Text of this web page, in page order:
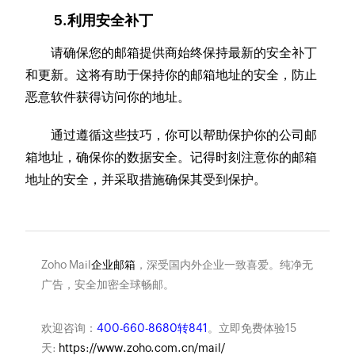
5.利用安全补丁
请确保您的邮箱提供商始终保持最新的安全补丁
和更新。这将有助于保持你的邮箱地址的安全，防止
恶意软件获得访问你的地址。
通过遵循这些技巧，你可以帮助保护你的公司邮
箱地址，确保你的数据安全。记得时刻注意你的邮箱
地址的安全，并采取措施确保其受到保护。
Zoho Mail企业邮箱，深受国内外企业一致喜爱。纯净无
广告，安全加密全球畅邮。
欢迎咨询： 400-660-8680转841 。立即免费体验15
天: https://www.zoho.com.cn/mail/